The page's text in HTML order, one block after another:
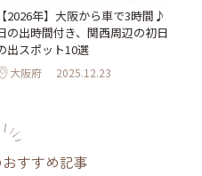
【2026年】大阪から車で3時間♪
の出時間付き、関西周辺の初日
出スポット10選
大阪府 2025.12.23
おすすめ記事